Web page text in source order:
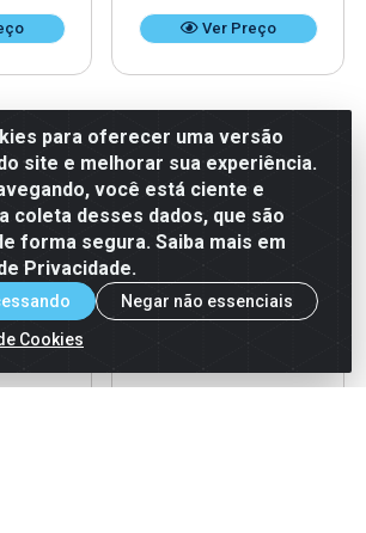
Ver Preço
para oferecer uma versão
site e melhorar sua experiência.
você está ciente e
coleta desses dados, que são
forma segura. Saiba mais em
Privacidade.
Negar não essenciais
Cookies